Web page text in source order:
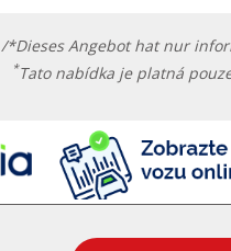
/*Dieses Angebot hat nur
*Tato nabídka je platná